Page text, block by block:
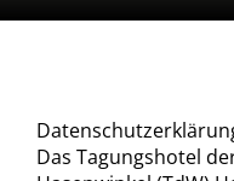
Das Tagungshotel